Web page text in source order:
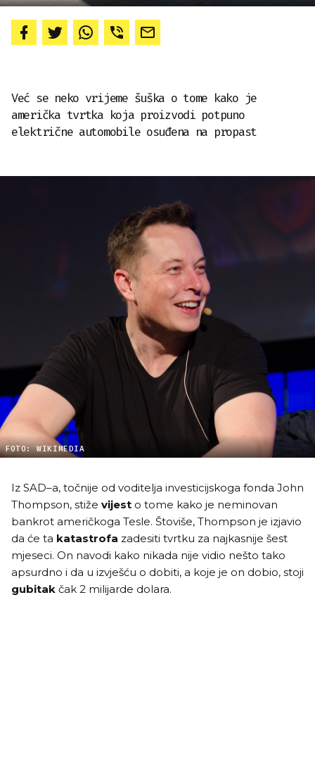
Već se neko vrijeme šuška o tome kako je
američka tvrtka koja proizvodi potpuno
električne automobile osuđena na propast
FOTO: WIKIMEDIA
Iz SAD–a, točnije od voditelja investicijskoga fonda John
Thompson, stiže vijest o tome kako je neminovan
bankrot američkoga Tesle. Štoviše, Thompson je izjavio
da će ta katastrofa zadesiti tvrtku za najkasnije šest
mjeseci. On navodi kako nikada nije vidio nešto tako
apsurdno i da u izvješću o dobiti, a koje je on dobio, stoji
gubitak čak 2 milijarde dolara.